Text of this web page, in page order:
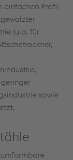
einfachen Profil
(u.a. für
sowie